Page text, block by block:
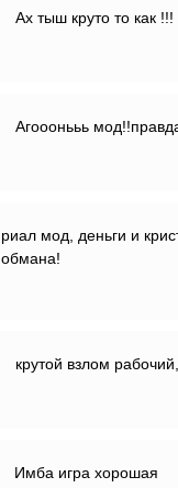
Ах тыш круто то как !!!
Агооонььь
риал мод, деньги и
обмана!
крутой взлом
Имба игра хорошая